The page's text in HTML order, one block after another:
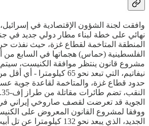
وافقت لجنة الشؤون الإقتصادية في
نهائي على خطة لبناء مطار دولي جديد في
المنطقة المتاخمة لقطاع غزة، حيث نفذت
مشروع قانون ينتظر موافقة الكنيست، سيتم
نيفاتيم، التي تبعد نحو 65
حدود قطاع غزة، والمتاخمة لقاعدة جوية
الجوية قد تعرضت لقصف صاروخي إيراني
ووفقا لمشروع القانون المعروض على
الجديد، الذي يبعد نحو 132